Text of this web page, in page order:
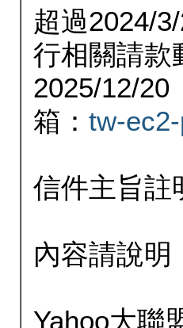
超過2024/
行相關請款
2025/12/20
箱： tw-
信件主旨註
內容請說明
Yahoo大聯